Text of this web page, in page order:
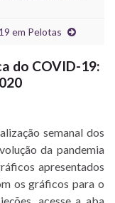
em Pelotas
do COVID-19:
semanal dos
da pandemia
apresentados
os gráficos para o